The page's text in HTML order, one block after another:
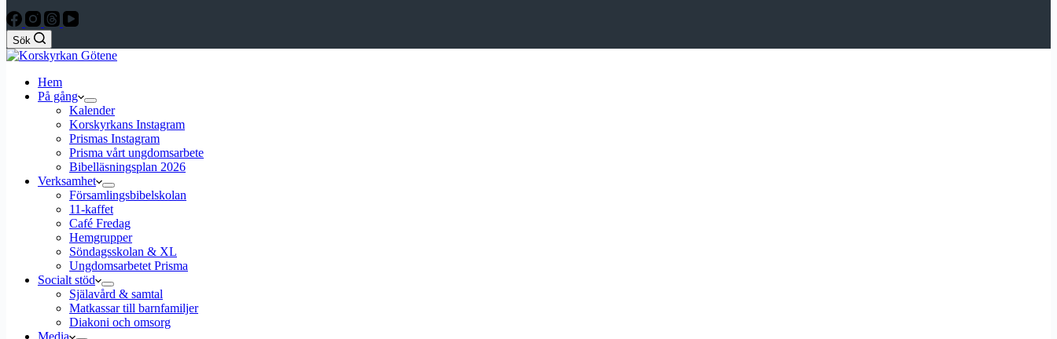
Sök
Hem
På gång
Kalender
Korskyrkans Instagram
Prismas Instagram
Prisma vårt ungdomsarbete
Bibelläsningsplan 2026
Verksamhet
Församlingsbibelskolan
11-kaffet
Café Fredag
Hemgrupper
Söndagsskolan & XL
Ungdomsarbetet Prisma
Socialt stöd
Själavård & samtal
Matkassar till barnfamiljer
Diakoni och omsorg
Media